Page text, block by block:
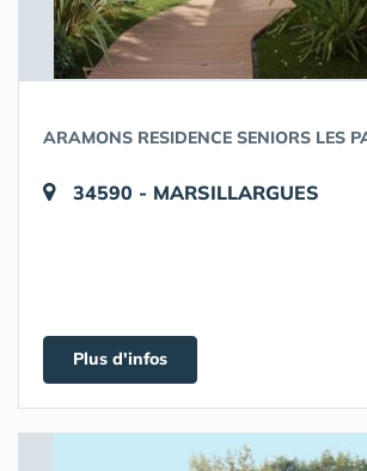
ARAMONS RESIDENCE SENIORS LES
34590 - MARSILLARGUES
Plus d'infos